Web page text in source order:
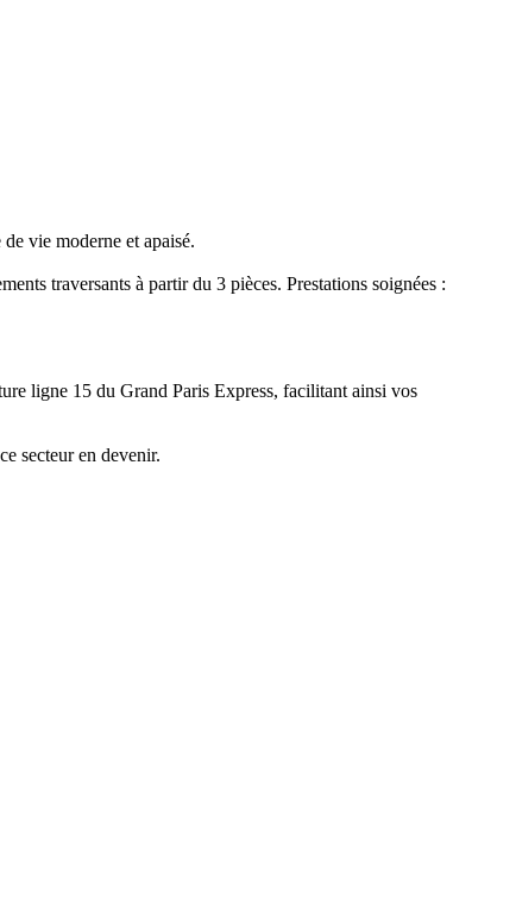
vie moderne et apaisé.
traversants à partir du 3 pièces. Prestations soignées :
ligne 15 du Grand Paris Express, facilitant ainsi vos
secteur en devenir.